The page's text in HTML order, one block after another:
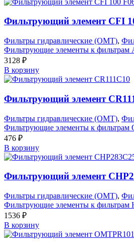
Фильтрующий элемент CFI
Фильтры гидравлические (OMT),
Фильтрующие элементы к фильтрам
3128 ₽
В корзину
Фильтрующий элемент
Фильтры гидравлические (OMT),
Фильтрующие элементы к фильтрам
476 ₽
В корзину
Фильтрующий элемент
Фильтры гидравлические (OMT),
Фильтрующие элементы к фильтрам
1536 ₽
В корзину